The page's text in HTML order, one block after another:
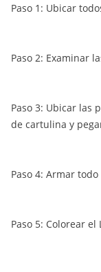
Paso 1: Ubicar
Paso 2: Examinar
Paso 3: Ubicar las
de cartulina y
Paso 4: Armar
Paso 5: Colorear